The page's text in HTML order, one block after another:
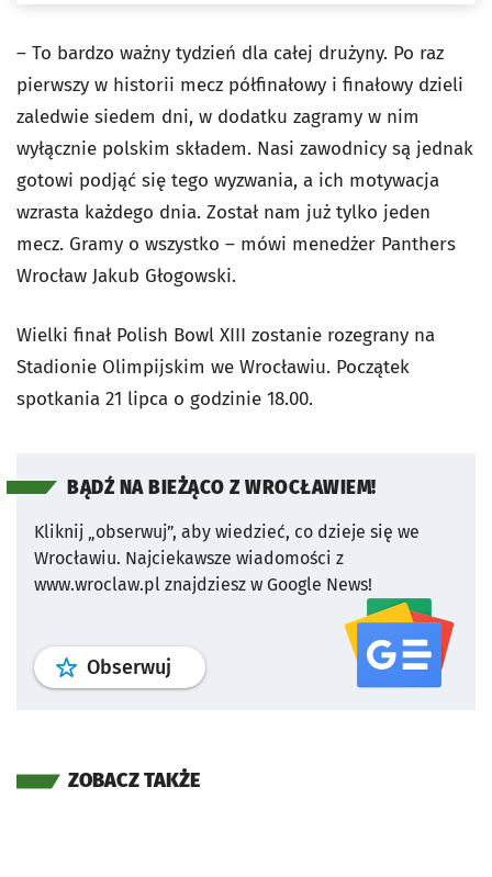
– To bardzo ważny tydzień dla całej drużyny. Po raz
pierwszy w historii mecz półfinałowy i finałowy dzieli
zaledwie siedem dni, w dodatku zagramy w nim
wyłącznie polskim składem. Nasi zawodnicy są jednak
gotowi podjąć się tego wyzwania, a ich motywacja
wzrasta każdego dnia. Został nam już tylko jeden
mecz. Gramy o wszystko – mówi menedżer Panthers
Wrocław Jakub Głogowski.
Wielki finał Polish Bowl XIII zostanie rozegrany na
Stadionie Olimpijskim we Wrocławiu. Początek
spotkania 21 lipca o godzinie 18.00.
BĄDŹ NA BIEŻĄCO Z WROCŁAWIEM!
Kliknij „obserwuj”, aby wiedzieć, co dzieje się we
Wrocławiu. Najciekawsze wiadomości z
www.wroclaw.pl znajdziesz w Google News!
Obserwuj profil serwisu
ZOBACZ TAKŻE